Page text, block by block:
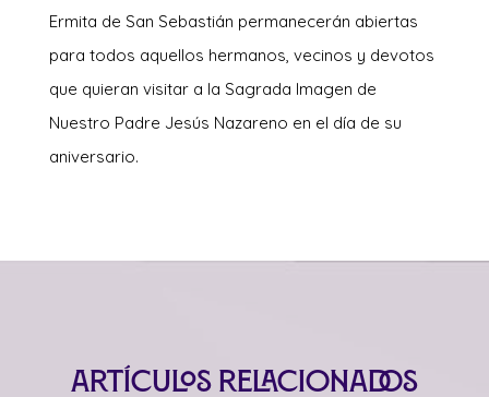
Ermita de San Sebastián permanecerán abiertas
para todos aquellos hermanos, vecinos y devotos
que quieran visitar a la Sagrada Imagen de
Nuestro Padre Jesús Nazareno en el día de su
aniversario.
Artículos relacionados